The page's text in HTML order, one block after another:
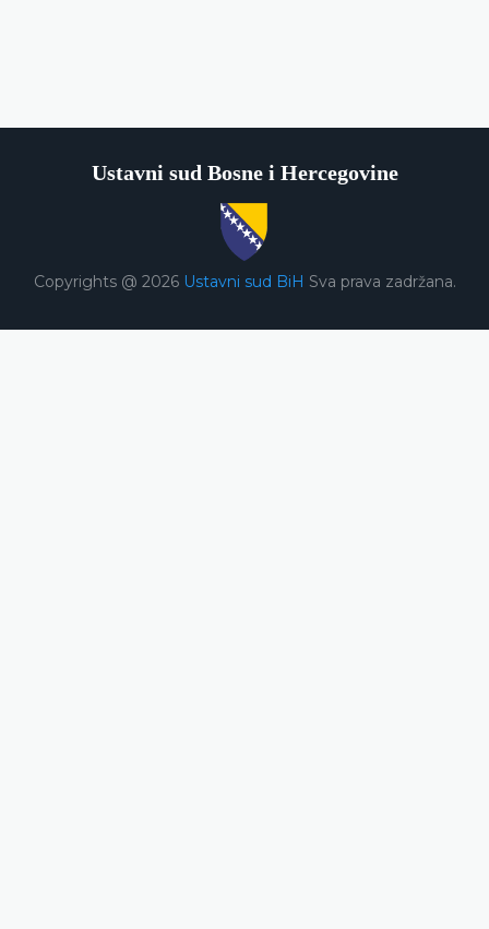
Ustavni sud Bosne i Hercegovine
Copyrights @ 2026 Ustavni sud BiH Sva prava zadržana.